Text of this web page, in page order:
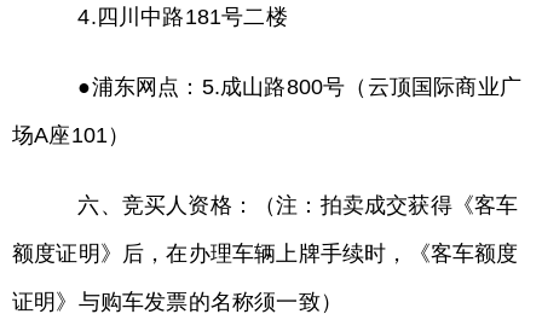
4.四川中路181号二楼
●浦东网点：5.成山路800号（云顶国际商业广
场A座101）
六、竞买人资格：（注：拍卖成交获得《客车
额度证明》后，在办理车辆上牌手续时，《客车额度
证明》与购车发票的名称须一致）